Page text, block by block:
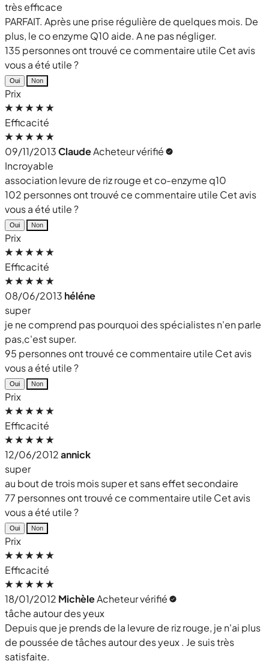
très efficace
PARFAIT. Après une prise régulière de quelques mois. De
plus, le co enzyme Q10 aide. A ne pas négliger.
135 personnes ont trouvé ce commentaire utile Cet avis
vous a été utile ?
Oui Non
Prix
Efficacité
09/11/2013ClaudeAcheteur vérifié
Incroyable
association levure de riz rouge et co-enzyme q10
102 personnes ont trouvé ce commentaire utile Cet avis
vous a été utile ?
Oui Non
Prix
Efficacité
08/06/2013 héléne
super
je ne comprend pas pourquoi des spécialistes n'en parle
pas,c'est super.
95 personnes ont trouvé ce commentaire utile Cet avis
vous a été utile ?
Oui Non
Prix
Efficacité
12/06/2012annick
super
au bout de trois mois super et sans effet secondaire
77 personnes ont trouvé ce commentaire utile Cet avis
vous a été utile ?
Oui Non
Prix
Efficacité
18/01/2012 MichèleAcheteur vérifié
tâche autour des yeux
Depuis que je prends de la levure de riz rouge, je n'ai plus
de poussée de tâches autour des yeux . Je suis très
satisfaite.